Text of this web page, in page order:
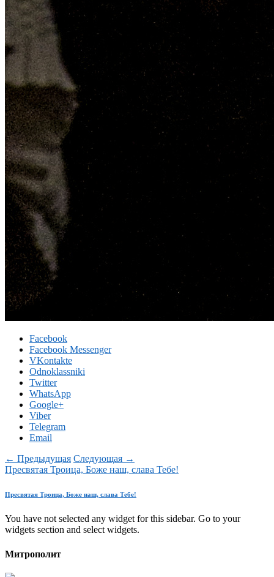
Facebook
Facebook Messenger
VKontakte
Odnoklassniki
Twitter
WhatsApp
Google+
Viber
Telegram
Email
← Предыдущая Следующая →
Пресвятая Троица, Боже наш, слава Тебе!
Пресвятая Троица, Боже наш, слава Тебе!
You have not selected any widget for this sidebar. Go to your
widgets section and select widgets.
Митрополит